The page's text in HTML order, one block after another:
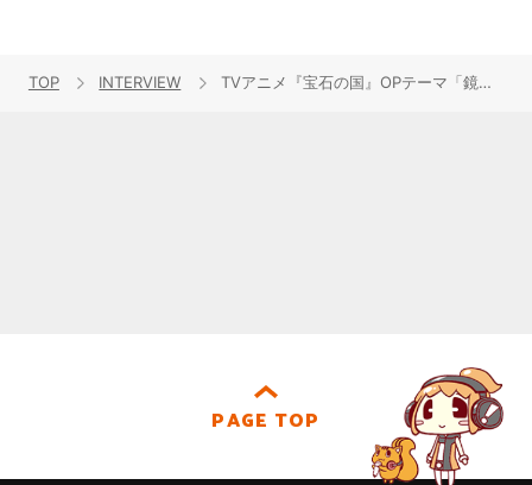
TOP INTERVIEW TVアニメ『宝石の国』OPテーマ「鏡面の波」YURiKAインタビュー
PAGE TOP